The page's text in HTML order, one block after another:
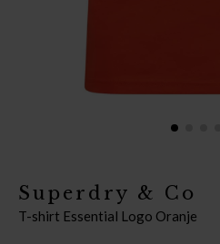
Superdry & Co
T-shirt Essential Logo Oranje